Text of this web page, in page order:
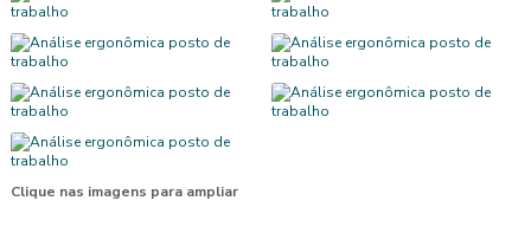
Clique nas imagens para ampliar